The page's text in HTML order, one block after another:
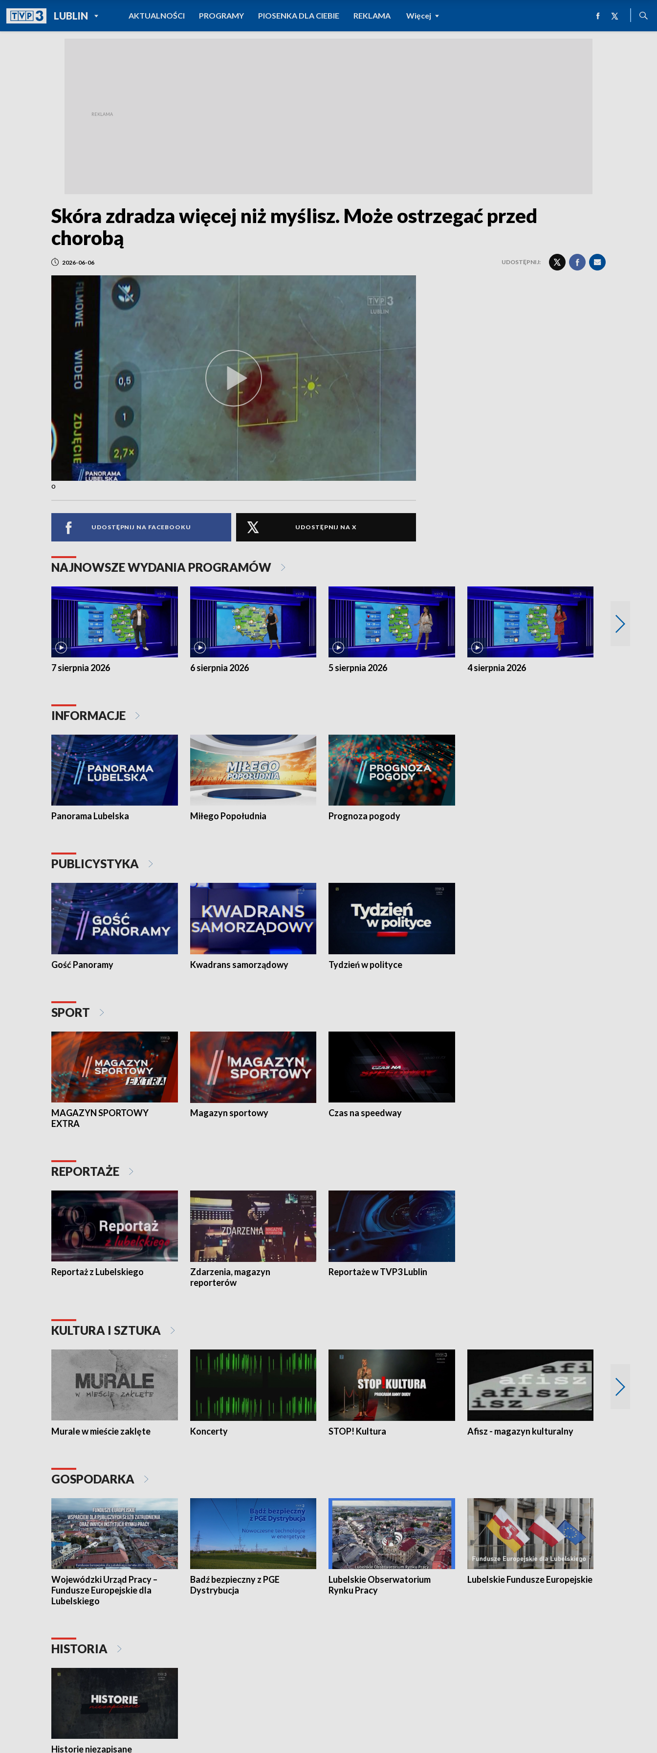
LUBLINPOWRÓT DO
TVP REGIONY
AKTUALNOŚCI PROGRAMY PIOSENKA DLA CIEBIE REKLAMA Więcej
Skóra zdradza więcej niż myślisz. Może ostrzegać przed
chorobą
2026-06-06 UDOSTĘPNIJ:
o
UDOSTĘPNIJ NA FACEBOOKU UDOSTĘPNIJ NA X
NAJNOWSZE WYDANIA PROGRAMÓW
7 sierpnia 2026 6 sierpnia 2026 5 sierpnia 2026 4 sierpnia 2026
INFORMACJE
Panorama Lubelska Miłego Popołudnia Prognoza pogody
PUBLICYSTYKA
Gość Panoramy Kwadrans samorządowy Tydzień w polityce
SPORT
MAGAZYN SPORTOWY
EXTRA
Magazyn sportowy Czas na speedway
REPORTAŻE
Reportaż z Lubelskiego
Zdarzenia, magazyn
reporterów
Reportaże w TVP3 Lublin
KULTURA I SZTUKA
Murale w mieście zaklęte Koncerty STOP! Kultura Afisz - magazyn kulturalny
GOSPODARKA
Wojewódzki Urząd Pracy –
Fundusze Europejskie dla
Lubelskiego
Badź bezpieczny z PGE
Dystrybucja
Lubelskie Obserwatorium
Rynku Pracy
Lubelskie Fundusze Europejskie
HISTORIA
Historie niezapisane